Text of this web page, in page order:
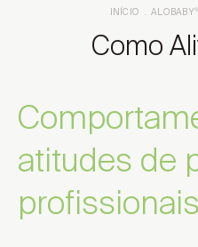
INÍCIO ALOBABY®
Como
atitudes de
profissionais